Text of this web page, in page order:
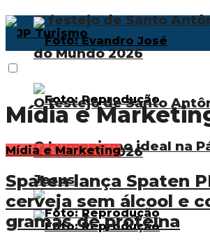
O festejo de Santo
do Mundo 2026
O humanismo ideal na
Jesus
O festejo de Santo
do Mundo 2026
Mídia e
Mídia e Marketing
Spaten lança Spaten
cerveja sem álcool e
gramas de proteína